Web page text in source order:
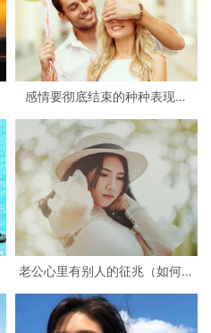
感情要彻底结束的种种表现？
老公心里有别人的征兆（如何看